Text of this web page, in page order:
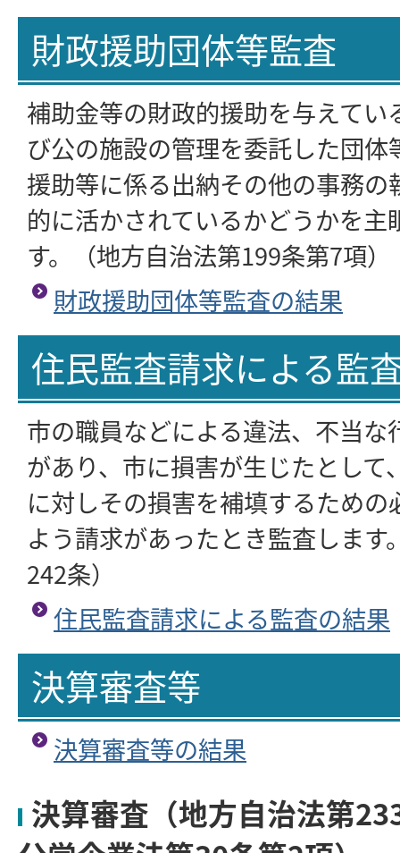
財政援助団体等監査
補助金等の財政的援助を与えてい
び公の施設の管理を委託した団体
援助等に係る出納その他の事務
的に活かされているかどうかを主
す。（地方自治法第199条第7項）
財政援助団体等監査の結果
住民監査請求による監
市の職員などによる違法、不当な
があり、市に損害が生じたとして
に対しその損害を補填するため
よう請求があったとき監査します
242条）
住民監査請求による監査の結果
決算審査等
決算審査等の結果
決算審査（地方自治法第